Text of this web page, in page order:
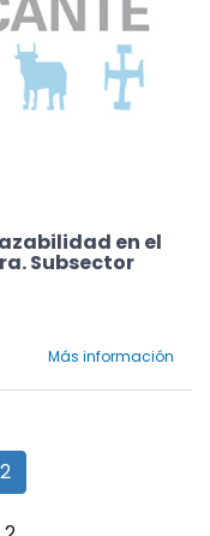
en el
Subsector
Más información
2